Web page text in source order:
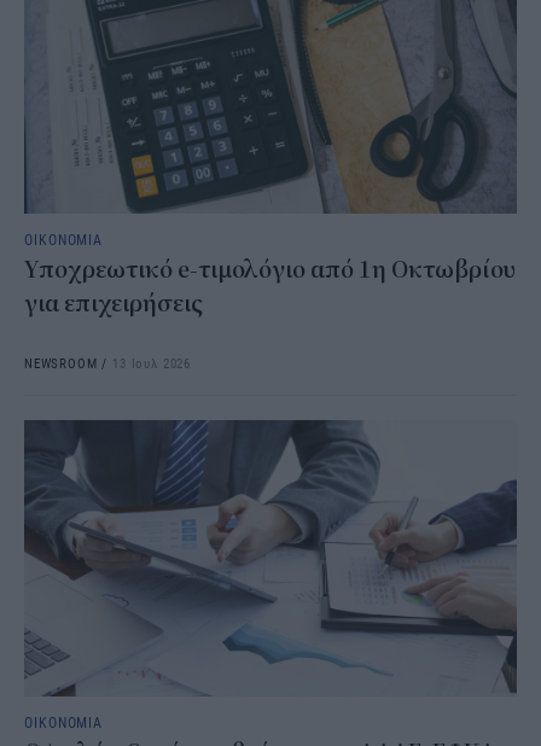
ΟΙΚΟΝΟΜΙΑ
Υποχρεωτικό e-τιμολόγιο από 1η Οκτωβρίου
για επιχειρήσεις
NEWSROOM / 13 Ιουλ 2026
ΟΙΚΟΝΟΜΙΑ